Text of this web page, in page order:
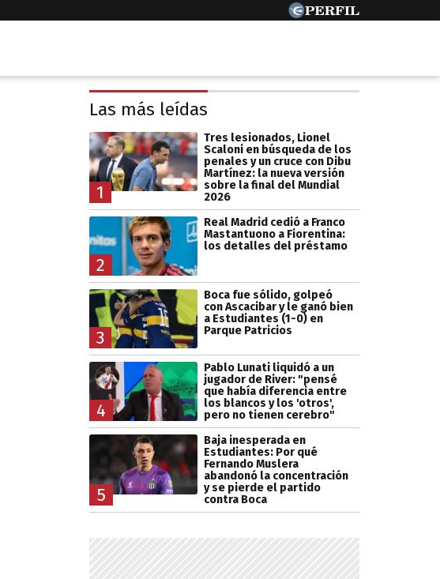
Las más leídas
1
Tres lesionados, Lionel
Scaloni en búsqueda de los
penales y un cruce con Dibu
Martínez: la nueva versión
sobre la final del Mundial
2026
2
Real Madrid cedió a Franco
Mastantuono a Fiorentina:
los detalles del préstamo
3
Boca fue sólido, golpeó
con Ascacibar y le ganó bien
a Estudiantes (1-0) en
Parque Patricios
4
Pablo Lunati liquidó a un
jugador de River: "pensé
que había diferencia entre
los blancos y los 'otros',
pero no tienen cerebro"
5
Baja inesperada en
Estudiantes: Por qué
Fernando Muslera
abandonó la concentración
y se pierde el partido
contra Boca